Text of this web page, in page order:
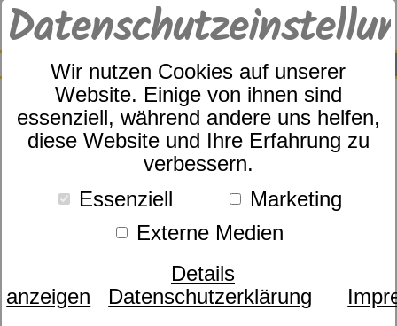
Wir nutzen Cookies auf unserer
Website. Einige von ihnen sind
essenziell, während andere uns helfen,
diese Website und Ihre Erfahrung zu
verbessern.
Essenziell
Marketing
Externe Medien
Details
anzeigen
Datenschutzerklärung
SUCHE
0
Apelt Art.Nr. Giorgia/88